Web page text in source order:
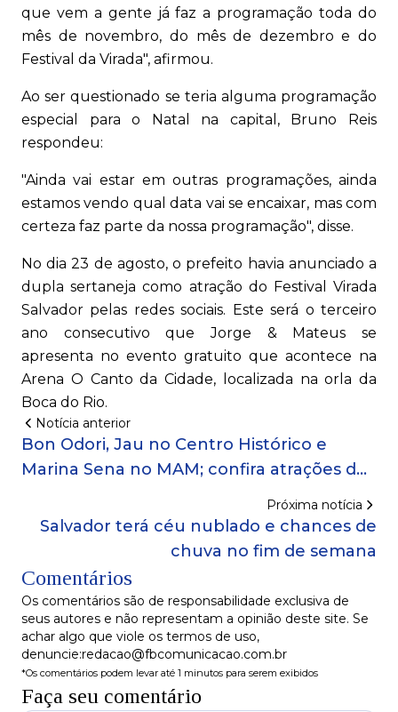
que vem a gente já faz a programação toda do
mês de novembro, do mês de dezembro e do
Festival da Virada", afirmou.
Ao ser questionado se teria alguma programação
especial para o Natal na capital, Bruno Reis
respondeu:
"Ainda vai estar em outras programações, ainda
estamos vendo qual data vai se encaixar, mas com
certeza faz parte da nossa programação", disse.
No dia 23 de agosto, o prefeito havia anunciado a
dupla sertaneja como atração do Festival Virada
Salvador pelas redes sociais. Este será o terceiro
ano consecutivo que Jorge & Mateus se
apresenta no evento gratuito que acontece na
Arena O Canto da Cidade, localizada na orla da
Boca do Rio.
Notícia anterior
Bon Odori, Jau no Centro Histórico e
Marina Sena no MAM; confira atrações de
Salvador neste fim de semana
Próxima notícia
Salvador terá céu nublado e chances de
chuva no fim de semana
Comentários
Os comentários são de responsabilidade exclusiva de
seus autores e não representam a opinião deste site. Se
achar algo que viole os termos de uso,
denuncie:redacao@fbcomunicacao.com.br
*Os comentários podem levar até 1 minutos para serem exibidos
Faça seu comentário